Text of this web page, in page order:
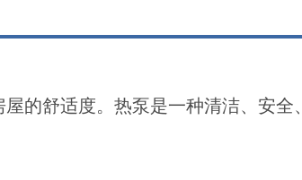
的舒适度。热泵是一种清洁、安全、